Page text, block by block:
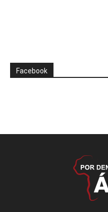
Facebook